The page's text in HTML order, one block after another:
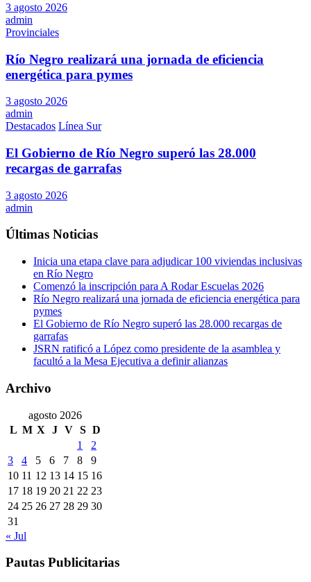
3 agosto 2026
admin
Provinciales
Río Negro realizará una jornada de eficiencia
energética para pymes
3 agosto 2026
admin
Destacados Línea Sur
El Gobierno de Río Negro superó las 28.000
recargas de garrafas
3 agosto 2026
admin
Últimas Noticias
Inicia una etapa clave para adjudicar 100 viviendas inclusivas
en Río Negro
Comenzó la inscripción para A Rodar Escuelas 2026
Río Negro realizará una jornada de eficiencia energética para
pymes
El Gobierno de Río Negro superó las 28.000 recargas de
garrafas
JSRN ratificó a López como presidente de la asamblea y
facultó a la Mesa Ejecutiva a definir alianzas
Archivo
agosto 2026
L M X J V S D
1
2
3
4 5 6 7 8
9
10 11 12 13 14 15 16
17 18 19 20 21 22 23
24 25 26 27 28 29 30
31
« Jul
Pautas Publicitarias